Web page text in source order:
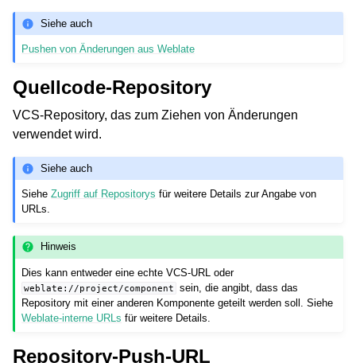
Siehe auch
Pushen von Änderungen aus Weblate
Quellcode-Repository
VCS-Repository, das zum Ziehen von Änderungen
verwendet wird.
Siehe auch
SieheZugriff auf Repositorys für weitere Details zur Angabe von
URLs.
Hinweis
Dies kann entweder eine echte VCS-URL oder
weblate://project/component
sein, die angibt, dass das
Repository mit einer anderen Komponente geteilt werden soll. Siehe
Weblate-interne URLs für weitere Details.
Repository-Push-URL